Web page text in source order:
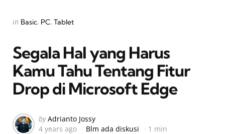
Categories
Posted
in Basic PC Tablet
Segala Hal yang Harus
Kamu Tahu Tentang Fitur
Drop di Microsoft Edge
Posted
by
by Adrianto Jossy
4 years ago
Blm ada diskusi 1 min